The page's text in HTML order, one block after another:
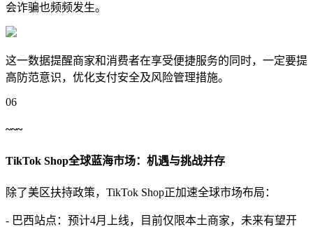
会诈骗也频频发生。
这一数据提醒商家和消费者在享受便捷服务的同时，一定要提
高防范意识，优化支付安全及风险管理措施。
06
~~~
TikTok Shop全球蓝海市场：机遇与挑战并存
除了美区扶持政策，TikTok Shop正加速全球市场布局：
- 巴西站点：预计4月上线，目前仅限本土商家，未来有望开